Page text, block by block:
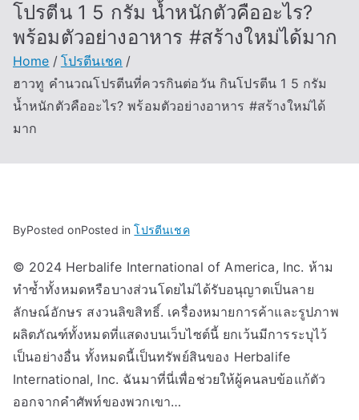
โปรตีน 1 5 กรัม น้ำหนักตัวคืออะไร?
พร้อมตัวอย่างอาหาร #สร้างใหม่ได้มาก
Home
โปรตีนเชค
ฮาวทู คำนวณโปรตีนที่ควรกินต่อวัน กินโปรตีน 1 5 กรัม
น้ำหนักตัวคืออะไร? พร้อมตัวอย่างอาหาร #สร้างใหม่ได้
มาก
ByPosted onPosted inโปรตีนเชค
© 2024 Herbalife International of America, Inc. ห้าม
ทำซ้ำทั้งหมดหรือบางส่วนโดยไม่ได้รับอนุญาตเป็นลาย
ลักษณ์อักษร สงวนลิขสิทธิ์. เครื่องหมายการค้าและรูปภาพ
ผลิตภัณฑ์ทั้งหมดที่แสดงบนเว็บไซต์นี้ ยกเว้นมีการระบุไว้
เป็นอย่างอื่น ทั้งหมดนี้เป็นทรัพย์สินของ Herbalife
International, Inc. ฉันมาที่นี่เพื่อช่วยให้ผู้คนลบข้อแก้ตัว
ออกจากคำศัพท์ของพวกเขา…